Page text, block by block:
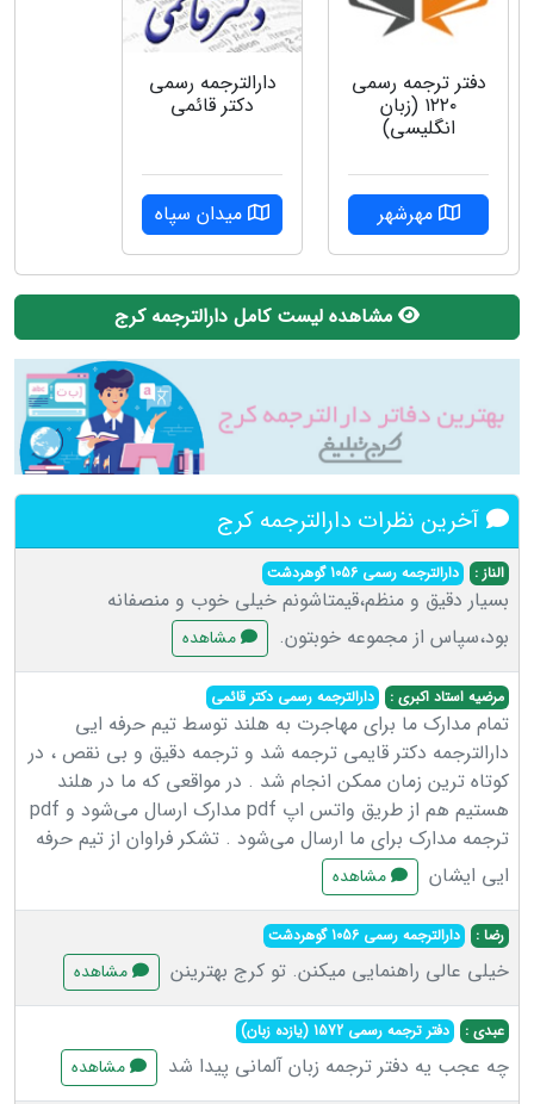
دفتر ترجمه رسمی
۱۲۲۰ (زبان
انگلیسی)
مهرشهر
دارالترجمه رسمی
دکتر قائمی
میدان سپاه
مشاهده لیست کامل دارالترجمه کرج
آخرین نظرات دارالترجمه کرج
الناز : دارالترجمه رسمی 1056 گوهردشت
بسیار دقیق و‌ منظم،قیمتاشونم خیلی خوب و منصفانه
بود،سپاس از مجموعه خوبتون.
مشاهده
مرضیه استاد اکبری : دارالترجمه رسمی دکتر قائمی
تمام مدارک ما برای مهاجرت به هلند توسط تیم حرفه ایی
دارالترجمه دکتر قایمی ترجمه شد و ترجمه دقیق و بی نقص ، در
کوتاه ترین زمان ممکن انجام شد . در مواقعی که ما در هلند
هستیم هم از طریق واتس اپ pdf مدارک ارسال می‌شود و pdf
ترجمه مدارک برای ما ارسال می‌شود . تشکر فراوان از تیم حرفه
ایی ایشان
مشاهده
رضا : دارالترجمه رسمی 1056 گوهردشت
خیلی عالی راهنمایی میکنن. تو کرج بهترینن مشاهده
عبدی : دفتر ترجمه رسمی 1572 (یازده زبان)
چه عجب یه دفتر ترجمه زبان آلمانی پیدا شد مشاهده